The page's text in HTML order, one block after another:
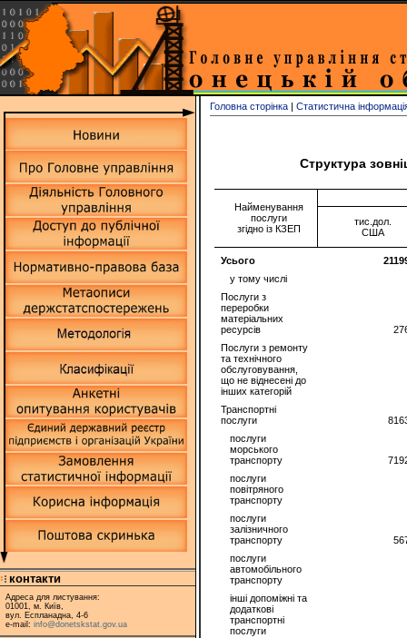
контакти
Адреса для листування:
01001, м. Київ,
вул. Еспланадна, 4-6
e-mail: info@donetskstat.gov.ua
Головна сторінка | Статистична
Структура
Найменування
послуги
згідно із КЗЕП
тис.дол.
США
Усього
у тому числі
Послуги з
переробки
матеріальних
ресурсів
Послуги з ремонту
та технічного
обслуговування,
що не віднесені до
інших категорій
Транспортні
послуги
послуги
морського
транспорту
послуги
повітряного
транспорту
послуги
залізничного
транспорту
послуги
автомобільного
транспорту
інші допоміжні та
додаткові
транспортні
послуги